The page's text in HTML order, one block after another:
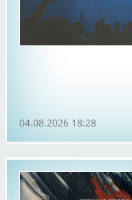
04.08.2026 18:28